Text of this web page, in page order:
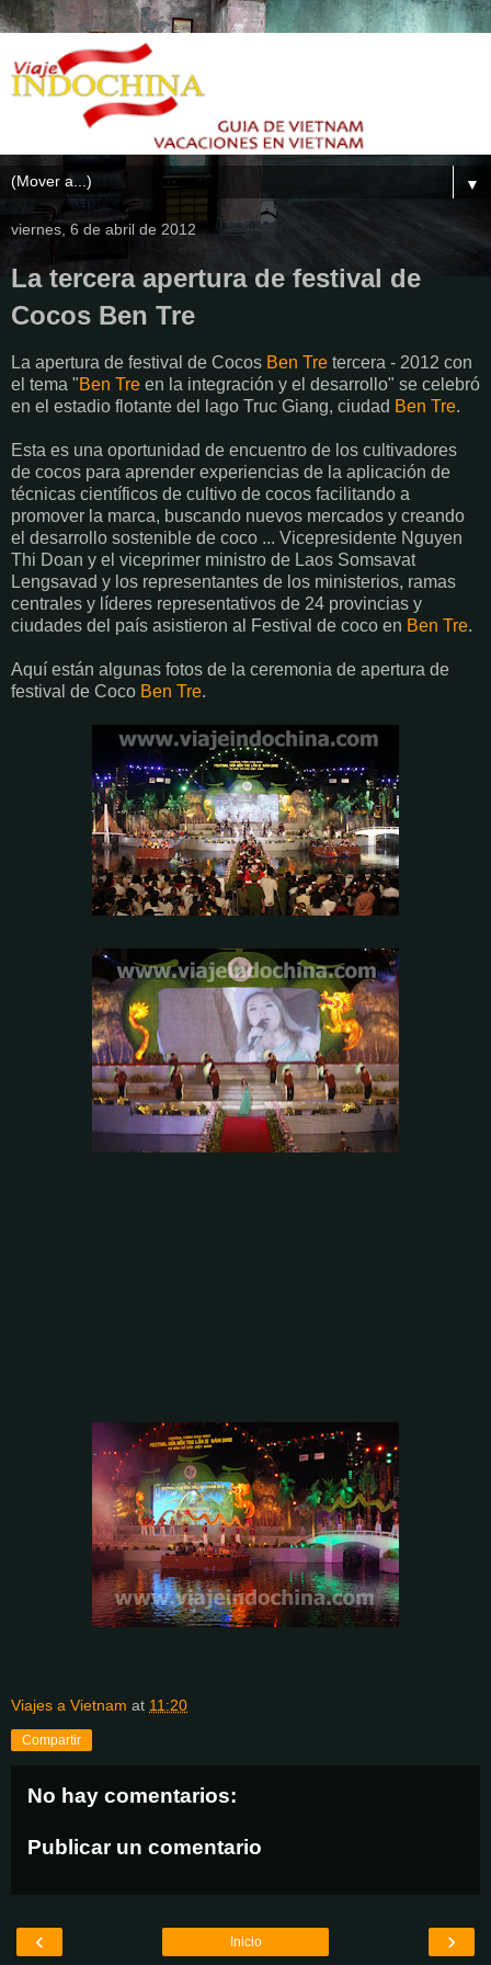
▼
viernes, 6 de abril de 2012
La tercera apertura de festival de
Cocos Ben Tre
La apertura de festival de Cocos Ben Tre tercera - 2012 con
el tema "Ben Tre en la integración y el desarrollo" se celebró
en el estadio flotante del lago Truc Giang, ciudad Ben Tre.
Esta es una oportunidad de encuentro de los cultivadores
de cocos para aprender experiencias de la aplicación de
técnicas científicos de cultivo de cocos facilitando a
promover la marca, buscando nuevos mercados y creando
el desarrollo sostenible de coco ... Vicepresidente Nguyen
Thi Doan y el viceprimer ministro de Laos Somsavat
Lengsavad y los representantes de los ministerios, ramas
centrales y líderes representativos de 24 provincias y
ciudades del país asistieron al Festival de coco en Ben Tre.
Aquí están algunas fotos de la ceremonia de apertura de
festival de Coco Ben Tre.
Viajes a Vietnam at 11:20
Compartir
No hay comentarios:
Publicar un comentario
‹ ›
Inicio